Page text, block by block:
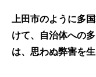
上田市のように多
けて、自治体への
は、思わぬ弊害を